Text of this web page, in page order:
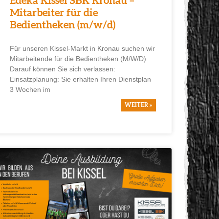
Mitarbeiter für die
Bedientheken (m/w/d)
Für unseren Kissel-Markt in Kronau suchen wir
Mitarbeitende für die Bedientheken (M/W/D)
Darauf können Sie sich verlassen:
Einsatzplanung: Sie erhalten Ihren Dienstplan
3 Wochen im
WEITER »